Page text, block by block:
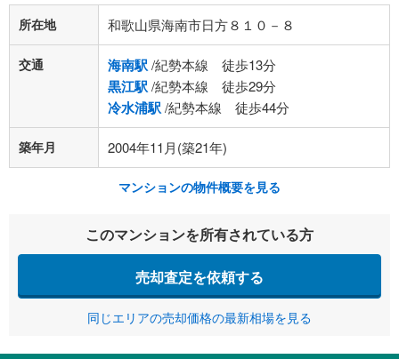
所在地 和歌山県海南市日方８１０－８
交通 海南駅/紀勢本線 徒歩13分
黒江駅/紀勢本線 徒歩29分
冷水浦駅/紀勢本線 徒歩44分
築年月 2004年11月(築21年)
マンションの物件概要を見る
このマンションを所有されている方
売却査定を依頼する
同じエリアの売却価格の最新相場を見る